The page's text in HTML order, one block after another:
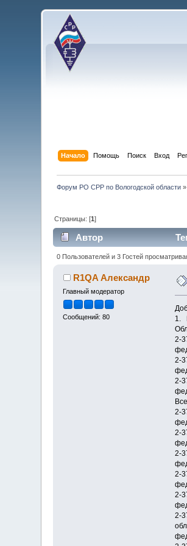
Начало Помощь Поиск Вход
Форум РО СРР по Вологодской области »
Страницы: [1]
Автор
0 Пользователей и 3 Гостей
R1QA Александр
Главный модератор
Сообщений: 80
1.
2-
2-
2-
2-
2-
2-
2-
2-
2-